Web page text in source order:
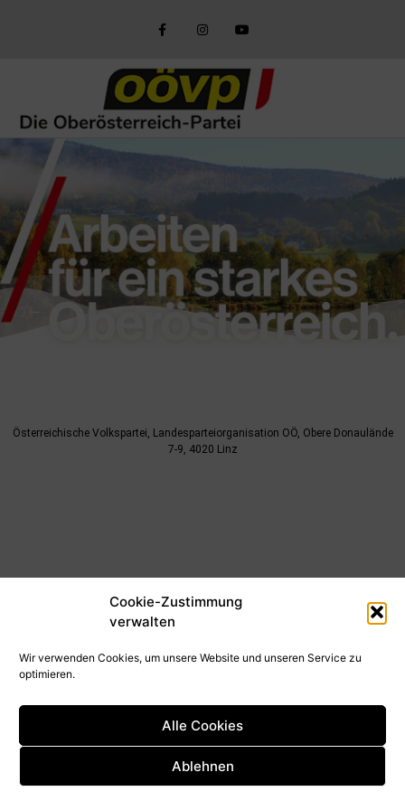
Cookie-Zustimmung
verwalten
Wir verwenden Cookies, um unsere Website und unseren Service zu
optimieren.
Alle Cookies
Ablehnen
Österreichische Volkspartei, Landesparteiorganisation OÖ, Obere Donaulände
7-9, 4020 Linz